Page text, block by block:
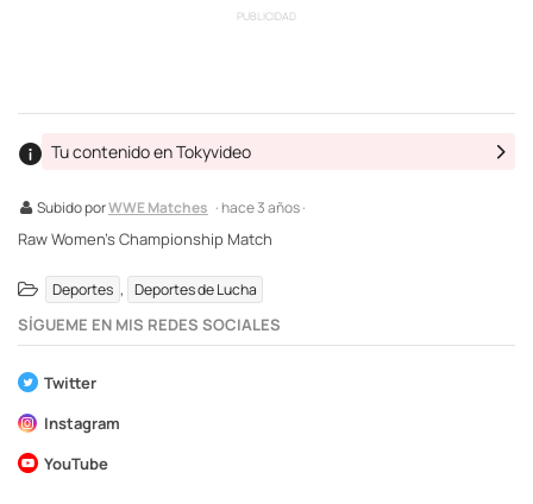
PUBLICIDAD
Subido porWWE Matches · hace 3 años ·
Tu contenido en Tokyvideo
Raw Women's Championship Match
Deportes , Deportes de Lucha
SÍGUEME EN MIS REDES SOCIALES
Twitter
Instagram
YouTube